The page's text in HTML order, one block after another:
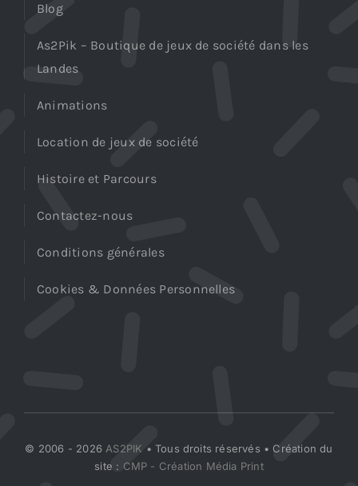
Blog
As2Pik – Boutique de jeux de société dans les
Landes
Animations
Location de jeux de société
Histoire et Parcours
Contactez-nous
Conditions générales
Cookies & Données Personnelles
© 2006 - 2026AS2PIK • Tous droits réservés • Création du
site : CMP - Création Média Print